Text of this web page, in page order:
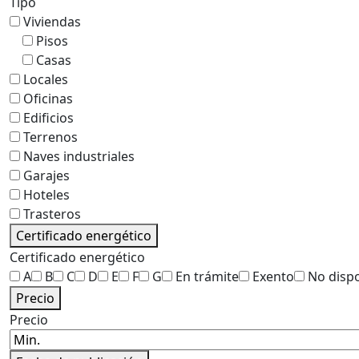
Viviendas
Pisos
Casas
Locales
Oficinas
Edificios
Terrenos
Naves industriales
Garajes
Hoteles
Trasteros
Certificado energético
Certificado energético
A
B C D E F G En trámite Exento
No
Precio
Precio